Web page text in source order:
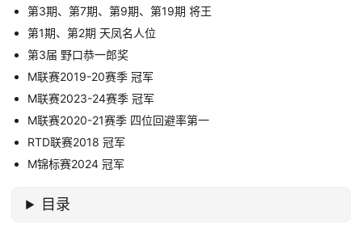
第3期、第7期、第9期、第19期 将王
第1期、第2期 天凤名人位
第3届 野口恭一郎奖
M联赛2019-20赛季 冠军
M联赛2023-24赛季 冠军
M联赛2020-21赛季 四位回避率第一
RTD联赛2018 冠军
M锦标赛2024 冠军
目录